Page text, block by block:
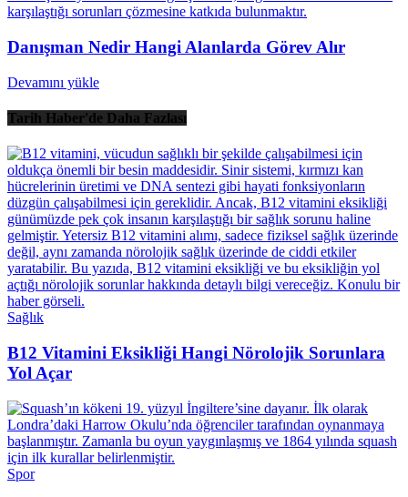
Danışman Nedir Hangi Alanlarda Görev Alır
Devamını yükle
Tarih Haber'de Daha Fazlası
Sağlık
B12 Vitamini Eksikliği Hangi Nörolojik Sorunlara
Yol Açar
Spor